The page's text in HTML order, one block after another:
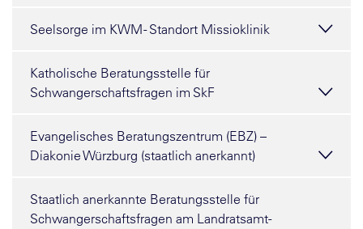
Seelsorge im KWM - Standort Missioklinik
Katholische Beratungsstelle für
Schwangerschaftsfragen im SkF
Evangelisches Beratungszentrum (EBZ) –
Diakonie Würzburg (staatlich anerkannt)
Staatlich anerkannte Beratungsstelle für
Schwangerschaftsfragen am Landratsamt-